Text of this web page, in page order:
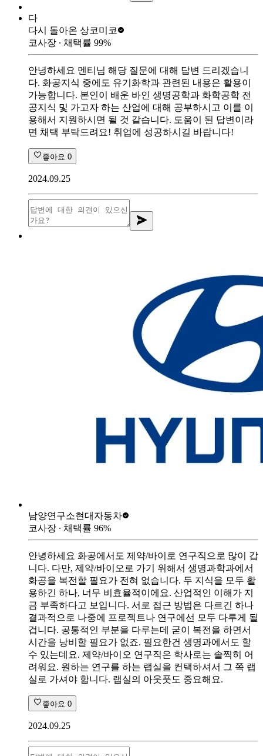
다
다시 돌아온 상코미코
코사장 ∙ 채택률 99%
안녕하세요 멘티님 해당 질문에 대해 답변 드리겠습니
다. 화공지식 중에도 유기화학과 관련된 내용은 활용이
가능합니다. 본인이 배운 바인 생명공학과 화학공학 전
공지식 및 가고자 하는 산업에 대해 공부하시고 이를 이
용해서 지원하시면 될 것 같습니다. 도움이 된 답변이라
면 채택 부탁드려요! 취업에 성공하시길 바랍니다!
좋아요 0
2024.09.25
남양연구소현대자동차
코사장 ∙ 채택률 96%
안녕하세요 화공에서도 제약/바이로 연구직으로 많이 갑
니다. 다만, 제약/바이오로 가기 위해서 생명과학과에서
화공을 복전할 필요가 전혀 없습니다. 두 지식을 모두 활
용하긴 하나, 너무 비효율적이에요. 산업적인 이해가 지
금 부족하다고 보입니다. 서로 접근 방법은 다르긴 하나
결과적으로 나중에 프로젝트나 연구에선 모두 다루게 될
겁니다. 공통적인 부분을 다루는데 굳이 복전을 하면서
시간을 낭비할 필요가 없죠. 필요한건 생명과에서도 할
수 있는데요. 제약/바이오 연구직은 학사로는 솔찍히 어
려워요. 원하는 연구를 하는 랩실을 컨택하셔서 그 쪽 랩
실로 가셔야 합니다. 랩실의 아웃풋도 중요해요.
좋아요 0
2024.09.25